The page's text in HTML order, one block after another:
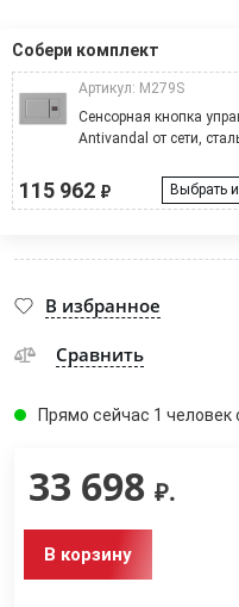
Собери комплект
Артикул: M279S
Cенсорная кнопка
Аntivandal от сети,
Выбрать
115 962 ₽
В избранное
Сравнить
Прямо сейчас 1 человек
33 698 ₽.
В корзину